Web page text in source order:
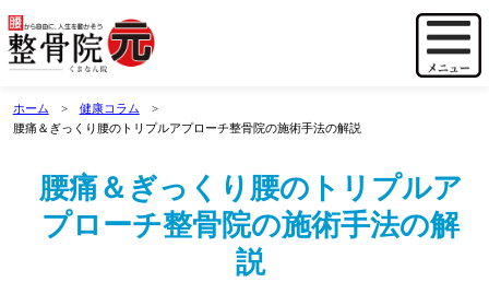
ホーム
健康コラム
腰痛＆ぎっくり腰のトリプルアプローチ整骨院の施術手法の解説
腰痛＆ぎっくり腰のトリプルア
プローチ整骨院の施術手法の解
説